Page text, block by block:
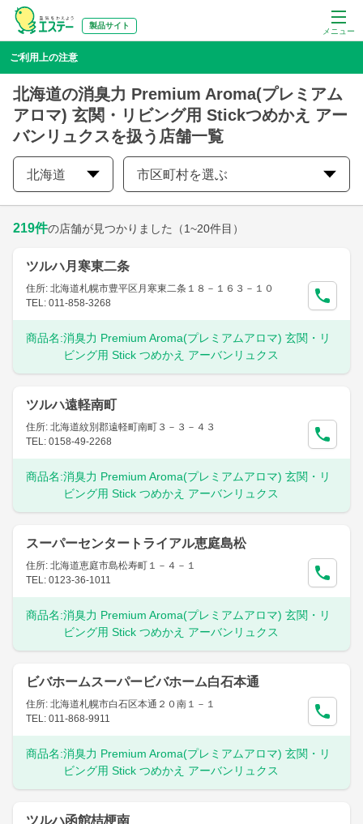
メニュー
製品サイト
ご利用上の注意
北海道の消臭力 Premium Aroma(プレミアム
アロマ) 玄関・リビング用 Stickつめかえ アー
バンリュクスを扱う店舗一覧
北海道 市区町村を選ぶ
219件の店舗が見つかりました （1~20件目）
ツルハ月寒東二条
住所: 北海道札幌市豊平区月寒東二条１８－１６３－１０
TEL: 011-858-3268
商品名:消臭力 Premium Aroma(プレミアムアロマ) 玄関・リ
ビング用 Stick つめかえ アーバンリュクス
ツルハ遠軽南町
住所: 北海道紋別郡遠軽町南町３－３－４３
TEL: 0158-49-2268
商品名:消臭力 Premium Aroma(プレミアムアロマ) 玄関・リ
ビング用 Stick つめかえ アーバンリュクス
スーパーセンタートライアル恵庭島松
住所: 北海道恵庭市島松寿町１－４－１
TEL: 0123-36-1011
商品名:消臭力 Premium Aroma(プレミアムアロマ) 玄関・リ
ビング用 Stick つめかえ アーバンリュクス
ビバホームスーパービバホーム白石本通
住所: 北海道札幌市白石区本通２０南１－１
TEL: 011-868-9911
商品名:消臭力 Premium Aroma(プレミアムアロマ) 玄関・リ
ビング用 Stick つめかえ アーバンリュクス
ツルハ函館桔梗南